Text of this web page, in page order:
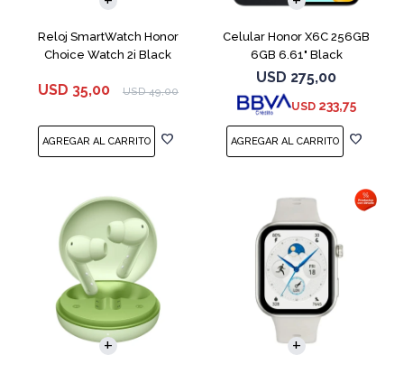
Reloj SmartWatch Honor
Choice Watch 2i Black
USD 35,00 USD 49,00
Celular Honor X6C 256GB
6GB 6.61" Black
USD 275,00
USD 233,75